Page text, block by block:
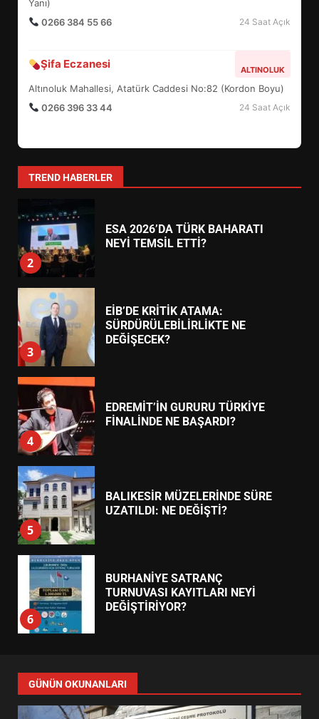
Yanı)
0266 384 55 66
24 Saat Açık
Şifa Eczanesi ALTINOLUK
Altınoluk Mahallesi, Atatürk Caddesi No:82 (Kordon Boyu)
0266 396 33 44
24 Saat Açık
TREND HABERLER
7
YENİ YÖNETİM NASIL
ŞEKİLLENDİ?
1
HAREKETE GEÇİYOR: GÖZLER
2
ESA 2026’DA TÜRK BAHARATI
NEYİ TEMSİL ETTİ?
3
EİB’DE KRİTİK ATAMA:
SÜRDÜRÜLEBİLİRLİKTE NE
DEĞİŞECEK?
4
EDREMİT’İN GURURU TÜRKİYE
FİNALİNDE NE BAŞARDI?
5
BALIKESİR MÜZELERİNDE SÜRE
UZATILDI: NE DEĞİŞTİ?
6
BURHANİYE SATRANÇ
TURNUVASI KAYITLARI NEYİ
DEĞİŞTİRİYOR?
7
YENİ YÖNETİM NASIL
ŞEKİLLENDİ?
GÜNÜN OKUNANLARI